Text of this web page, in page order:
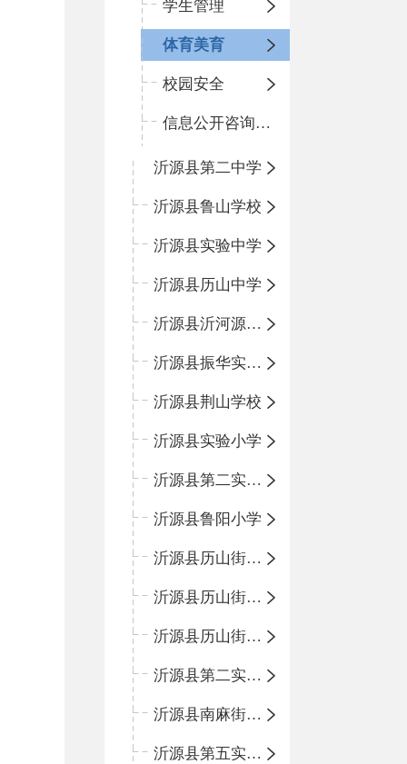
学生管理
体育美育
校园安全
信息公开咨询指南
沂源县第二中学
沂源县鲁山学校
沂源县实验中学
沂源县历山中学
沂源县沂河源学校
沂源县振华实验学校
沂源县荆山学校
沂源县实验小学
沂源县第二实验小学
沂源县鲁阳小学
沂源县历山街道办事处振兴路小学
沂源县历山街道办事处荆山路小学
沂源县历山街道办事处鲁山路小学
沂源县第二实验中学
沂源县南麻街道办事处中心小学
沂源县第五实验小学